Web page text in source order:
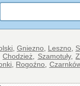
Gniezno Leszno
,Chodzież Szamotuły,
Rogoźno